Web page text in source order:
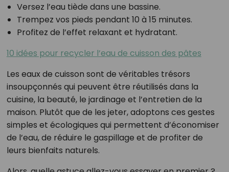
Versez l’eau tiède dans une bassine.
Trempez vos pieds pendant 10 à 15 minutes.
Profitez de l’effet relaxant et hydratant.
10 idées pour recycler l’eau de cuisson des pâtes
Les eaux de cuisson sont de véritables trésors
insoupçonnés qui peuvent être réutilisés dans la
cuisine, la beauté, le jardinage et l’entretien de la
maison. Plutôt que de les jeter, adoptons ces gestes
simples et écologiques qui permettent d’économiser
de l’eau, de réduire le gaspillage et de profiter de
leurs bienfaits naturels.